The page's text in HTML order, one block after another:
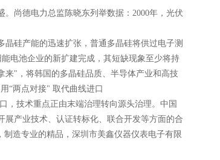
尚德电力总监陈晓东列举数据：2000年，光伏
硅产能的迅速扩张，普通多晶硅将供过电子测
电池企业的新扩建完成，其短缺现象至少将持
来"，将韩国的多晶硅品质、半导体产业和高技
用“两点对接" 取代曲线进口
，技术重点正由末端治理转向源头治理。中国
产业技术、认证转标化、联合开发等方面的合
造专业的精品， 深圳市美鑫仪器仪表电子有限